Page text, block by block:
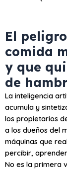
El
comida
y que
de
La inteligencia
acumula y
los propietarios
a los dueños del
máquinas que
percibir,
No es la primera